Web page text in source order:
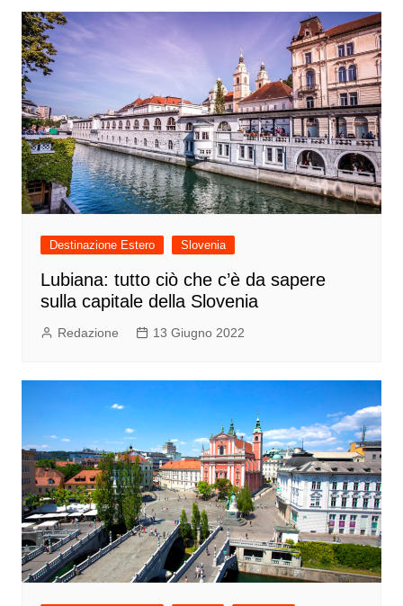
Destinazione Estero Slovenia
Lubiana: tutto ciò che c’è da sapere
sulla capitale della Slovenia
Redazione 13 Giugno 2022